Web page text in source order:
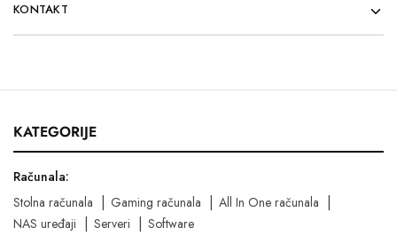
KONTAKT
KATEGORIJE
Računala:
Stolna računala
Gaming računala
All In One računala
NAS uređaji
Serveri
Software